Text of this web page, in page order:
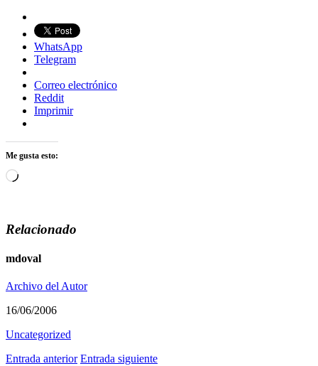
WhatsApp
Telegram
Correo electrónico
Reddit
Imprimir
Me gusta esto:
Cargando...
Relacionado
mdoval
Archivo del Autor
16/06/2006
Uncategorized
Entrada anterior Entrada siguiente